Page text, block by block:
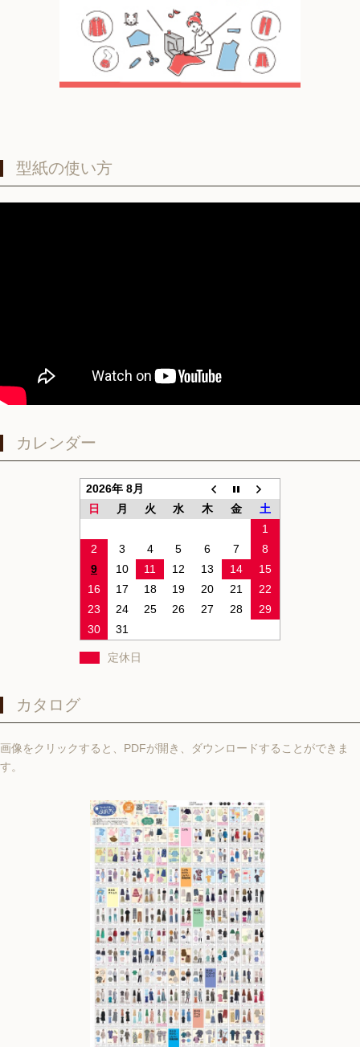
型紙の使い方
カレンダー
2026年 8月
日
月 火 水 木 金
土
1
2
3 4 5 6 7
8
9
10 11 12 13 14
15
16
17 18 19 20 21
22
23
24 25 26 27 28
29
30
31
定休日
カタログ
画像をクリックすると、PDFが開き、ダウンロードすることができま
す。